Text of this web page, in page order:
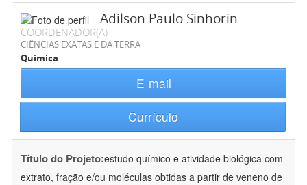
Adilson Paulo Sinhorin
COORDENADOR(A)
CIÊNCIAS EXATAS E DA TERRA
Química
E-mail
Currículo
Título do Projeto:estudo químico e atividade biológica com
extrato, fração e/ou moléculas obtidas a partir de veneno de